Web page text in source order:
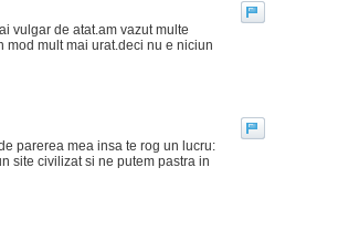
vulgar de atat.am vazut multe
mult mai urat.deci nu e niciun
parerea mea insa te rog un lucru:
site civilizat si ne putem pastra in